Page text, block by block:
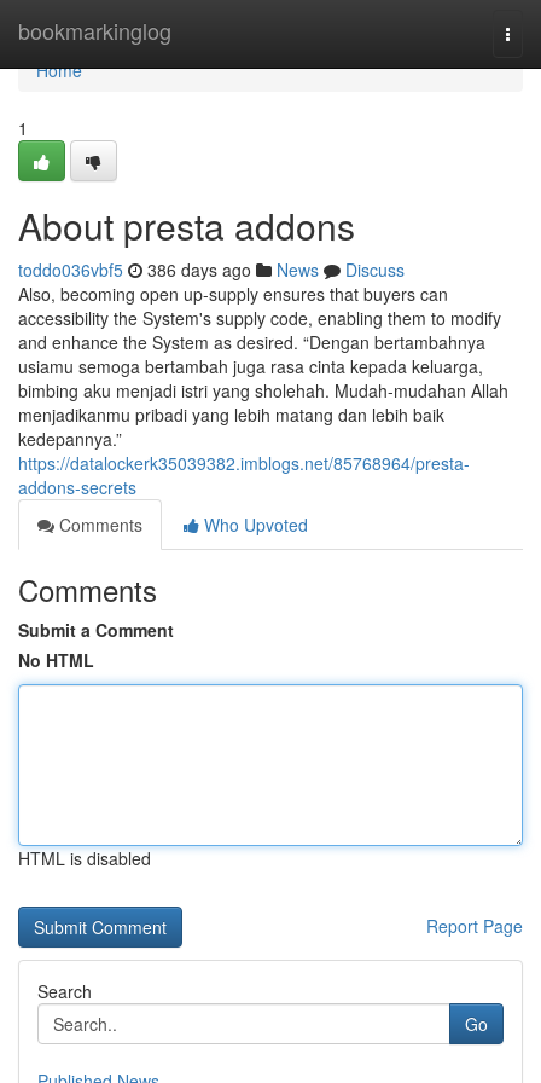
bookmarkinglog
Home
Home
1
About presta addons
toddo036vbf5 386 days ago News
Discuss
Also, becoming open up-supply ensures that buyers can
accessibility the System's supply code, enabling them to modify
and enhance the System as desired. “Dengan bertambahnya
usiamu semoga bertambah juga rasa cinta kepada keluarga,
bimbing aku menjadi istri yang sholehah. Mudah-mudahan Allah
menjadikanmu pribadi yang lebih matang dan lebih baik
kedepannya.”
https://datalockerk35039382.imblogs.net/85768964/presta-
addons-secrets
Comments
Who Upvoted
Comments
Submit a Comment
No HTML
HTML is disabled
Report Page
Search
Go